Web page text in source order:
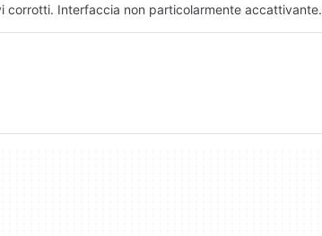
corrotti. Interfaccia non particolarmente accattivante.